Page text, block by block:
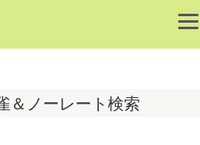
＆ノーレート検索